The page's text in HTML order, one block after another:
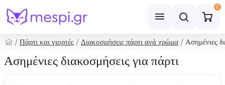
0
Αναζήτηση
Πάρτι και γιορτές Διακοσμήσεις πάρτι ανά χρώμα Ασημένιες
Ασημένιες διακοσμήσεις για πάρτι